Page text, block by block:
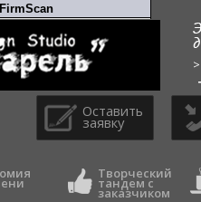
>
Оставить
заявку
Творческий
тандем с
заказчиком